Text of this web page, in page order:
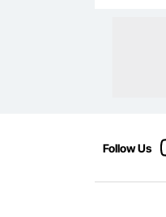
Follow Us